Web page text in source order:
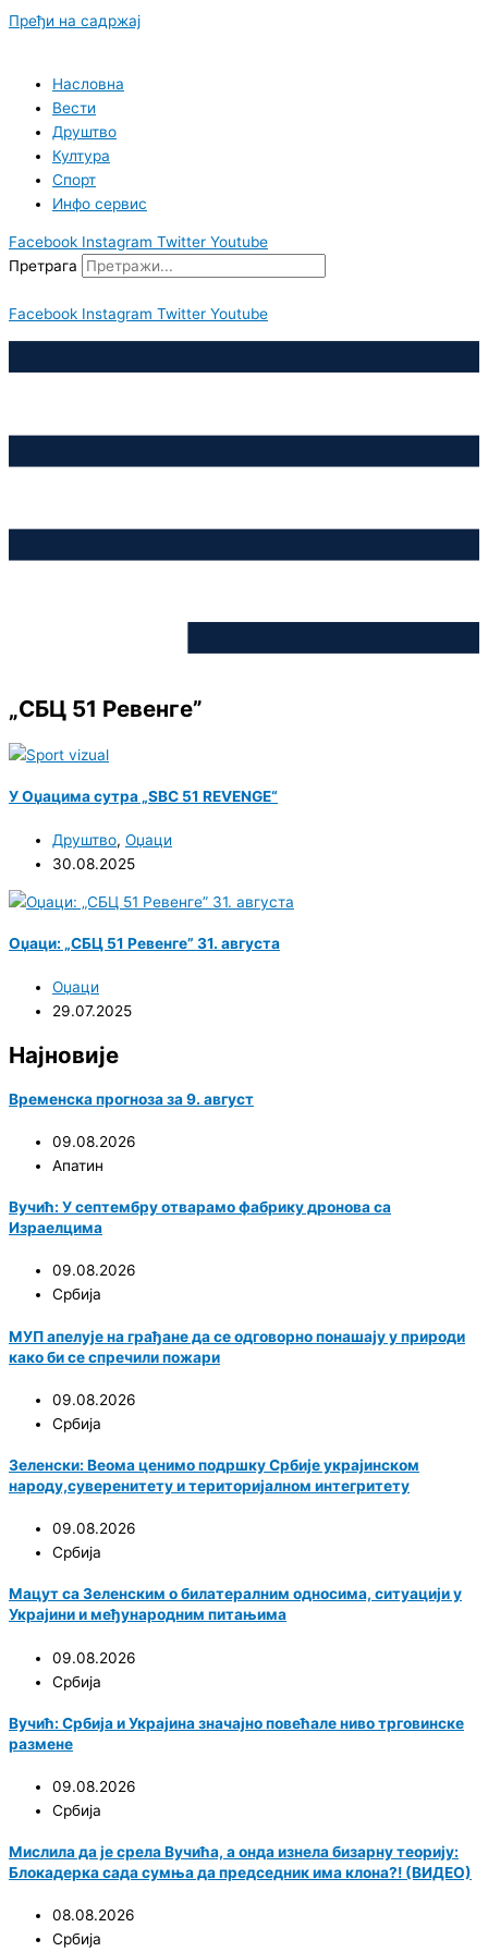
Пређи на садржај
Насловна
Вести
Друштво
Култура
Спорт
Инфо сервис
Facebook Instagram Twitter Youtube
Претрага
Facebook Instagram Twitter Youtube
„СБЦ 51 Ревенге”
У Оџацима сутра „SBC 51 REVENGE“
Друштво, Оџаци
30.08.2025
Оџаци: „СБЦ 51 Ревенге” 31. августа
Оџаци
29.07.2025
Најновије
Временска прогноза за 9. август
09.08.2026
Апатин
Вучић: У септембру отварамо фабрику дронова са
Израелцима
09.08.2026
Србија
МУП апелује на грађане да се одговорно понашају у природи
како би се спречили пожари
09.08.2026
Србија
Зеленски: Веома ценимо подршку Србије украјинском
народу,суверенитету и територијалном интегритету
09.08.2026
Србија
Мацут са Зеленским о билатералним односима, ситуацији у
Украјини и међународним питањима
09.08.2026
Србија
Вучић: Србија и Украјина значајно повећале ниво трговинске
размене
09.08.2026
Србија
Мислила да је срела Вучића, а онда изнела бизарну теорију:
Блокадерка сада сумња да председник има клона?! (ВИДЕО)
08.08.2026
Србија